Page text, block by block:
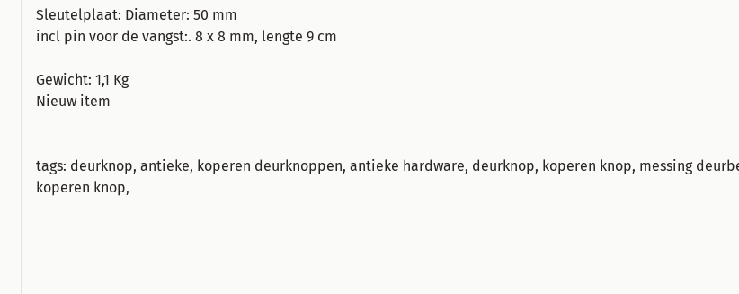
Sleutelplaat: Diameter: 50 mm
incl pin voor de vangst:. 8 x 8 mm, lengte 9 cm
Gewicht: 1,1 Kg
Nieuw item
tags: deurknop, antieke, koperen deurknoppen, antieke hardware, deurknop, koperen knop, messing
koperen knop,